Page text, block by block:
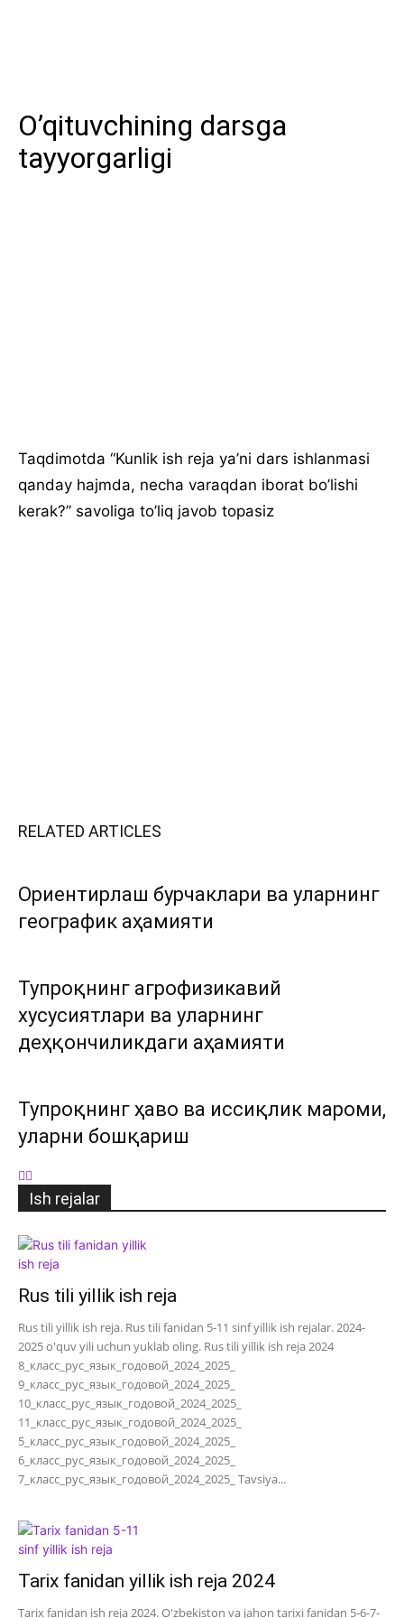
O’qituvchining darsga
tayyorgarligi
Taqdimotda “Kunlik ish reja ya’ni dars ishlanmasi
qanday hajmda, necha varaqdan iborat bo’lishi
kerak?” savoliga to’liq javob topasiz
RELATED ARTICLES
Ориентирлаш бурчаклари ва уларнинг
географик аҳамияти
Тупроқнинг агрофизикавий
хусусиятлари ва уларнинг
деҳқончиликдаги аҳамияти
Тупроқнинг ҳаво ва иссиқлик мароми,
уларни бошқариш
Ish rejalar
Rus tili yillik ish reja
Rus tili yillik ish reja. Rus tili fanidan 5-11 sinf yillik ish rejalar. 2024-
2025 o'quv yili uchun yuklab oling. Rus tili yillik ish reja 2024
8_класс_рус_язык_годовой_2024_2025_
9_класс_рус_язык_годовой_2024_2025_
10_класс_рус_язык_годовой_2024_2025_
11_класс_рус_язык_годовой_2024_2025_
5_класс_рус_язык_годовой_2024_2025_
6_класс_рус_язык_годовой_2024_2025_
7_класс_рус_язык_годовой_2024_2025_ Tavsiya...
Tarix fanidan yillik ish reja 2024
Tarix fanidan ish reja 2024. O'zbekiston va jahon tarixi fanidan 5-6-7-